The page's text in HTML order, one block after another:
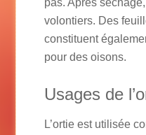
volontiers. Des
constituent
pour des oisons.
Usages de
L’ortie est utilisée